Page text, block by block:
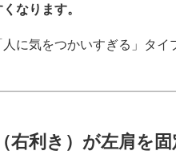
なります。
人に気をつかいすぎる」タ
利き）が左肩を固